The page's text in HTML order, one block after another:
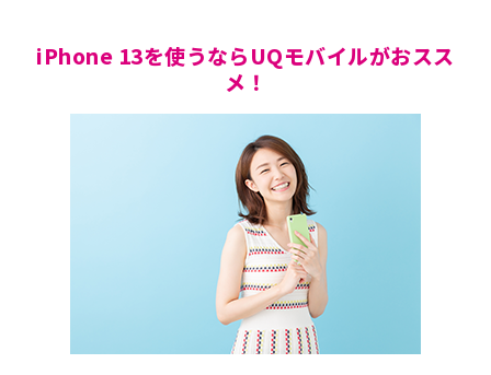
iPhone 13を使うならUQモバイルがおスス
メ！